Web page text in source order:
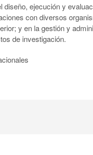
ejecución y
con diversos
y en la gestión y
de investigación.